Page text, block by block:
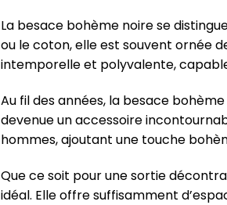
La besace bohème noire se
ou le coton, elle est souvent ornée
intemporelle et polyvalente,
Au fil des années, la besace
devenue un accessoire
hommes, ajoutant une touche
Que ce soit pour une sortie
idéal. Elle offre suffisamment